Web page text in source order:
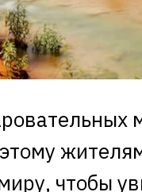
чтобы